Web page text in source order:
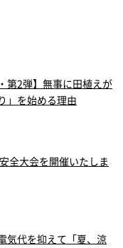
第2弾】無事に田植えが
」を始める理由
全大会を開催いたしま
気代を抑えて「夏、涼